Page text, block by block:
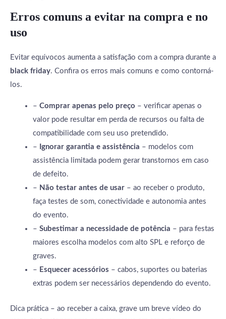
Erros comuns a evitar na compra e no
uso
Evitar equívocos aumenta a satisfação com a compra durante a
black friday. Confira os erros mais comuns e como contorná-
los.
– Comprar apenas pelo preço – verificar apenas o
valor pode resultar em perda de recursos ou falta de
compatibilidade com seu uso pretendido.
– Ignorar garantia e assistência – modelos com
assistência limitada podem gerar transtornos em caso
de defeito.
– Não testar antes de usar – ao receber o produto,
faça testes de som, conectividade e autonomia antes
do evento.
– Subestimar a necessidade de potência – para festas
maiores escolha modelos com alto SPL e reforço de
graves.
– Esquecer acessórios – cabos, suportes ou baterias
extras podem ser necessários dependendo do evento.
Dica prática – ao receber a caixa, grave um breve vídeo do